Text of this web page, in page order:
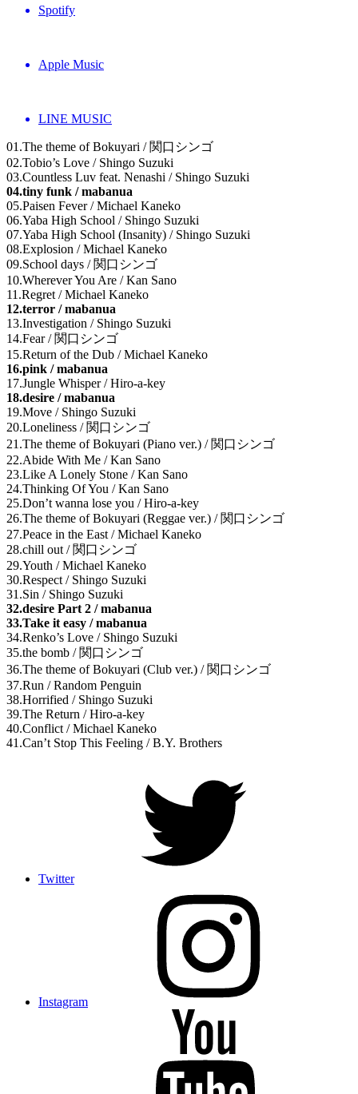
Spotify
Apple Music
LINE MUSIC
01.The theme of Bokuyari / 関口シンゴ
02.Tobio’s Love / Shingo Suzuki
03.Countless Luv feat. Nenashi / Shingo Suzuki
04.tiny funk / mabanua
05.Paisen Fever / Michael Kaneko
06.Yaba High School / Shingo Suzuki
07.Yaba High School (Insanity) / Shingo Suzuki
08.Explosion / Michael Kaneko
09.School days / 関口シンゴ
10.Wherever You Are / Kan Sano
11.Regret / Michael Kaneko
12.terror / mabanua
13.Investigation / Shingo Suzuki
14.Fear / 関口シンゴ
15.Return of the Dub / Michael Kaneko
16.pink / mabanua
17.Jungle Whisper / Hiro-a-key
18.desire / mabanua
19.Move / Shingo Suzuki
20.Loneliness / 関口シンゴ
21.The theme of Bokuyari (Piano ver.) / 関口シンゴ
22.Abide With Me / Kan Sano
23.Like A Lonely Stone / Kan Sano
24.Thinking Of You / Kan Sano
25.Don’t wanna lose you / Hiro-a-key
26.The theme of Bokuyari (Reggae ver.) / 関口シンゴ
27.Peace in the East / Michael Kaneko
28.chill out / 関口シンゴ
29.Youth / Michael Kaneko
30.Respect / Shingo Suzuki
31.Sin / Shingo Suzuki
32.desire Part 2 / mabanua
33.Take it easy / mabanua
34.Renko’s Love / Shingo Suzuki
35.the bomb / 関口シンゴ
36.The theme of Bokuyari (Club ver.) / 関口シンゴ
37.Run / Random Penguin
38.Horrified / Shingo Suzuki
39.The Return / Hiro-a-key
40.Conflict / Michael Kaneko
41.Can’t Stop This Feeling / B.Y. Brothers
Twitter
Instagram